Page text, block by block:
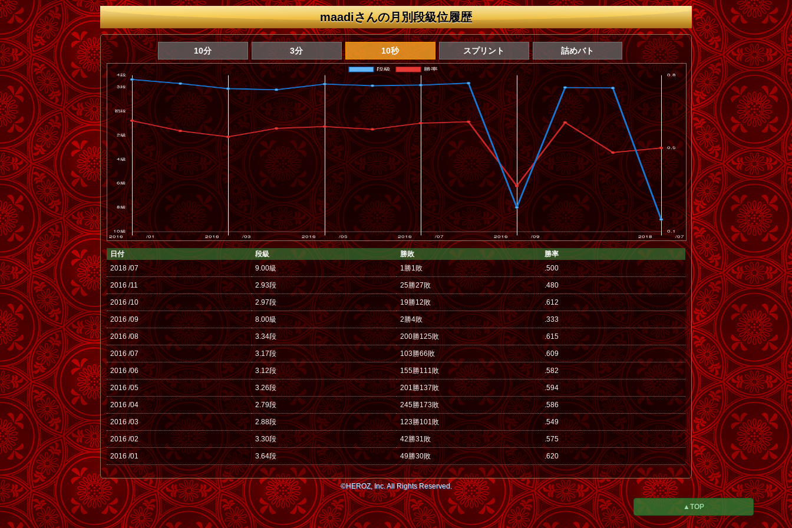
maadiさんの月別段級位履歴
10分 3分 10秒 スプリント 詰めバト
日付 段級 勝敗
勝率
2018 /07
9.00級 1勝1敗 .500
2016 /11 2.93段 25勝27敗 .480
2016 /10 2.97段 19勝12敗 .612
2016 /09 8.00級 2勝4敗 .333
2016 /08 3.34段 200勝125敗 .615
2016 /07 3.17段 103勝66敗 .609
2016 /06 3.12段 155勝111敗 .582
2016 /05 3.26段 201勝137敗 .594
2016 /04 2.79段 245勝173敗 .586
2016 /03 2.88段 123勝101敗 .549
2016 /02 3.30段 42勝31敗 .575
2016 /01 3.64段 49勝30敗 .620
©HEROZ, Inc. All Rights Reserved.
▲TOP